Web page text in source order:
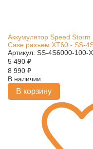
Аккумулятор Speed
Case разъем XT60 - SS-
Артикул: SS-4S6000-100-
5 490 ₽
8 990 ₽
В наличии
В корзину